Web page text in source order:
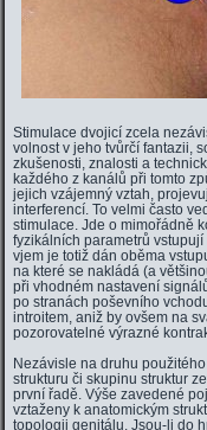
Stimulace dvojicí zcela
volnost v jeho tvůrčí fantazii,
zkušenosti, znalosti a
každého z kanálů při tomto
jejich vzájemný vztah,
interferencí. To velmi často
stimulace. Jde o mimořádně
fyzikálních parametrů
vjem je totiž dán oběma
na které se nakládá (a
při vhodném nastavení
po stranách poševního
introitem, aniž by ovšem na
pozorovatelné výrazné
Nezávisle na druhu
strukturu či skupinu struktur
první řadě. Výše zavedené
vztaženy k anatomickým
topologii genitálu. Jsou-li do